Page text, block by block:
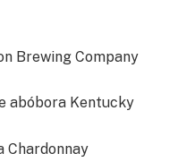
Brewing Company
abóbora Kentucky
Chardonnay